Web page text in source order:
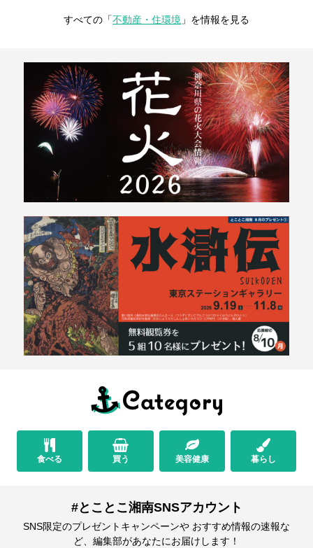
すべての「不動産・住環境 」を情報を見る
食べる 買う 美容健康 暮らし
#とことこ湘南SNSアカウント
SNS限定のプレゼントキャンペーンや おすすめ情報の速報な
ど、編集部があなたにお届けします！